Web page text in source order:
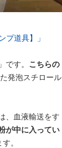
プ道具】」
です。
こちらの
発泡スチロール
、血液輸送をす
が中に入ってい
。